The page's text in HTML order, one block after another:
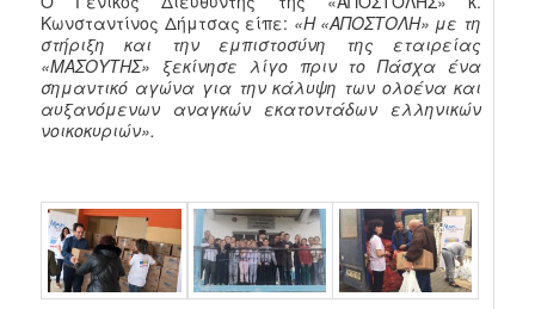
Κωνσταντίνος Δήμτσας είπε: «Η «ΑΠΟΣΤΟΛΗ» με τη
στήριξη και την εμπιστοσύνη της εταιρείας
«ΜΑΣΟΥΤΗΣ» ξεκίνησε λίγο πριν το Πάσχα ένα
σημαντικό αγώνα για την κάλυψη των ολοένα και
αυξανόμενων αναγκών εκατοντάδων ελληνικών
νοικοκυριών».